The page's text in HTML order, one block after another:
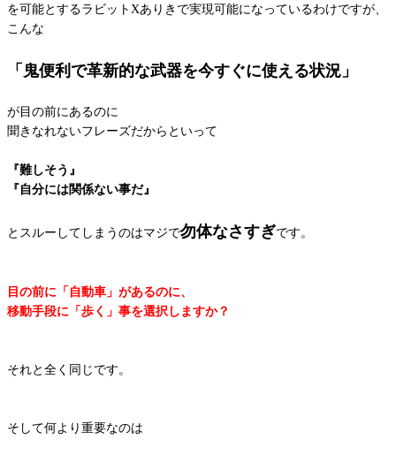
を可能とするラビットXありきで実現可能になっているわけですが、
こんな
「鬼便利で革新的な武器を今すぐに使える状況」
が目の前にあるのに
聞きなれないフレーズだからといって
『難しそう』
『自分には関係ない事だ』
とスルーしてしまうのはマジで勿体なさすぎです。
目の前に「自動車」があるのに、
移動手段に「歩く」事を選択しますか？
それと全く同じです。
そして何より重要なのは